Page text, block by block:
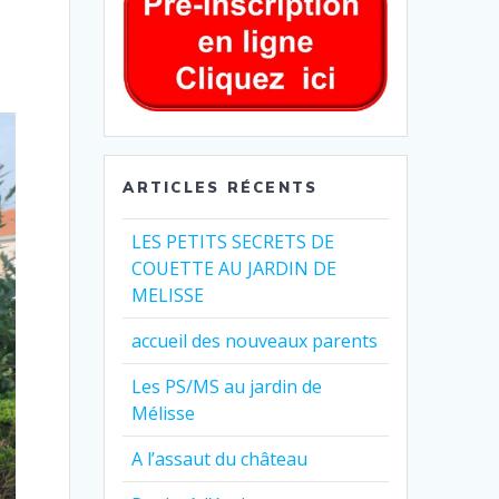
ARTICLES RÉCENTS
LES PETITS SECRETS DE
COUETTE AU JARDIN DE
MELISSE
accueil des nouveaux parents
Les PS/MS au jardin de
Mélisse
A l’assaut du château